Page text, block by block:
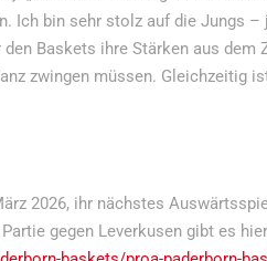
Ich bin sehr stolz auf die Jungs –
Baskets ihre Stärken aus dem
zwingen müssen. Gleichzeitig
2026, ihr nächstes
gegen Leverkusen gibt es